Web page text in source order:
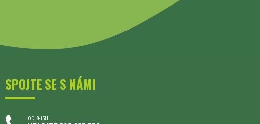
SPOJTE SE S NÁMI
OD 8-15H